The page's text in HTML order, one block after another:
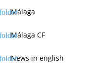
Málaga
Málaga CF
News in english